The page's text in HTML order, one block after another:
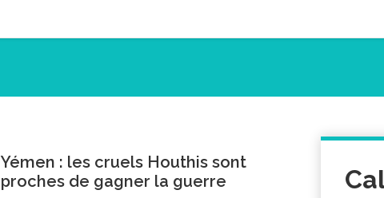
Yémen : les cruels Houthis sont
proches de gagner la guerre